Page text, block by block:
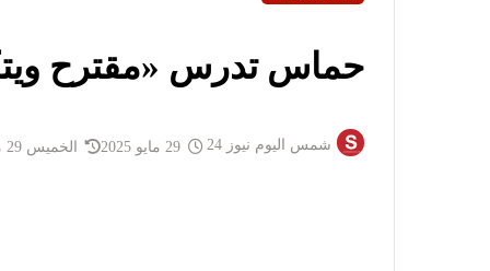
حماس تدرس «مقترح
شمس اليوم نيوز 24 الخميس 29 مايو 2025